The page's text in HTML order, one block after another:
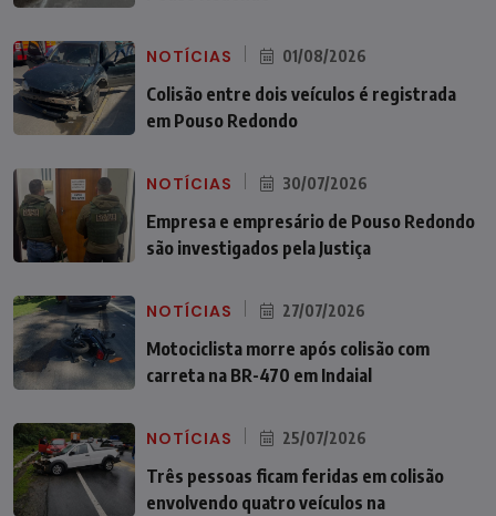
NOTÍCIAS 01/08/2026
Colisão entre dois veículos é registrada
em Pouso Redondo
NOTÍCIAS 30/07/2026
Empresa e empresário de Pouso Redondo
são investigados pela Justiça
NOTÍCIAS 27/07/2026
Motociclista morre após colisão com
carreta na BR-470 em Indaial
NOTÍCIAS 25/07/2026
Três pessoas ficam feridas em colisão
envolvendo quatro veículos na